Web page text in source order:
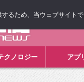
クノロジー アプ
るため、当ウェブサイト